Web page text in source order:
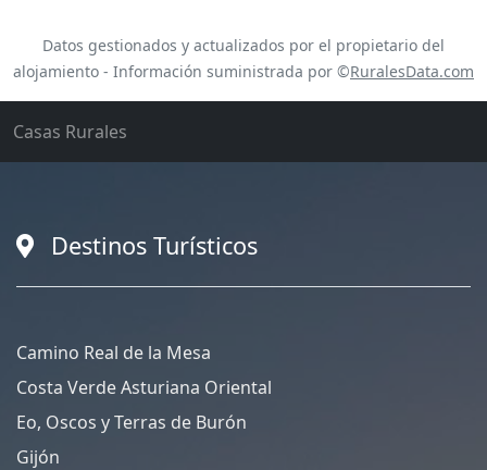
Datos gestionados y actualizados por el propietario del
alojamiento - Información suministrada por ©RuralesData.com
Casas Rurales
Destinos Turísticos
Camino Real de la Mesa
Costa Verde Asturiana Oriental
Eo, Oscos y Terras de Burón
Gijón